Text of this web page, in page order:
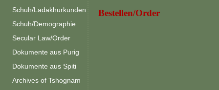
Schuh/Ladakhurkunden
Schuh/Demographie
Secular Law/Order
Dokumente aus Purig
Dokumente aus Spiti
Archives of Tshognam
Bestellen/Order